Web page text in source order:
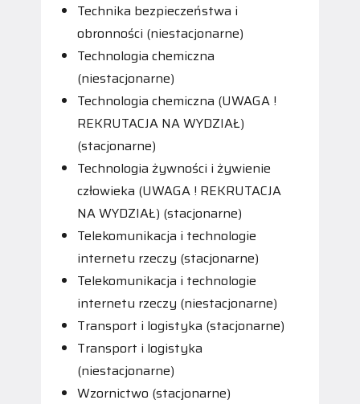
Technika bezpieczeństwa i
obronności (niestacjonarne)
Technologia chemiczna
(niestacjonarne)
Technologia chemiczna (UWAGA !
REKRUTACJA NA WYDZIAŁ)
(stacjonarne)
Technologia żywności i żywienie
człowieka (UWAGA ! REKRUTACJA
NA WYDZIAŁ) (stacjonarne)
Telekomunikacja i technologie
internetu rzeczy (stacjonarne)
Telekomunikacja i technologie
internetu rzeczy (niestacjonarne)
Transport i logistyka (stacjonarne)
Transport i logistyka
(niestacjonarne)
Wzornictwo (stacjonarne)